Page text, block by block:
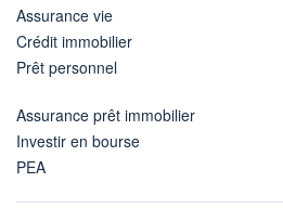
Assurance vie
Crédit immobilier
Prêt personnel
Assurance prêt immobilier
Investir en bourse
PEA